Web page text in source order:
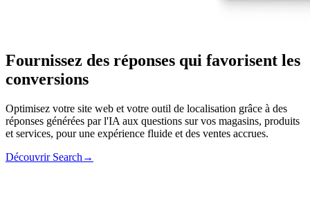
Fournissez des réponses qui favorisent les
conversions
Optimisez votre site web et votre outil de localisation grâce à des
réponses générées par l'IA aux questions sur vos magasins, produits
et services, pour une expérience fluide et des ventes accrues.
Découvrir Search →